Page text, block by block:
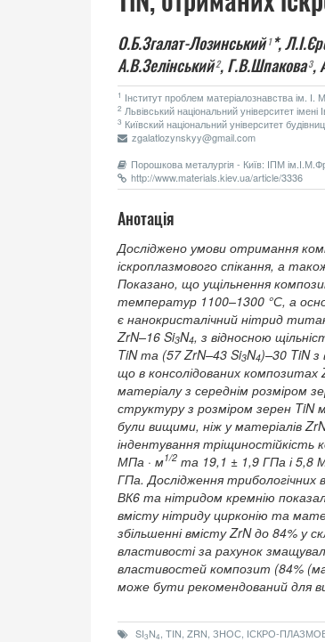
О.Б.Згалат-Лозинський1*,
А.В.Зелінський2, Г.В.Шпакова3,
1 Інститут проблем матеріалознавства ім.
2 Львівський національний університет
3 Київский національний університет
zgalatlozynskyy@gmail.com
Порошкова металургія - Київ: ІПМ
http://www.materials.kiev.ua/article/3336
Анотація
Досліджено умови отримання
іскроплазмового спікання, а
Показано, що ущільнення
температур 1100–1300 °С, а
є нанокристалічний нітрид
ZrN–16 Si3N4, з відносною
TiN та (57 ZrN–43 Si3N4)–30 TiN з
що в консолідованих композитах
матеріалу з середнім розміром
структуру з розміром зерен TiN
були вищими, ніж у матеріалів
індентування
МПа · м1/2 та 19,1 ± 1,9 ГПа і 5,8
ГПа. Дослідження трибологічних
ВК6 та нітридом кремнію
вмісту нітриду цирконію та
збільшенні вмісту ZrN до 84% у
властивості за рахунок
властивостей композит (84%
може бути рекомендований для
SI3N4 , TIN, ZRN, ЗНОС, ІСКРО-